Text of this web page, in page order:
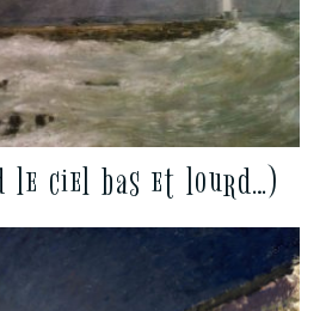
le ciel bas et lourd…)